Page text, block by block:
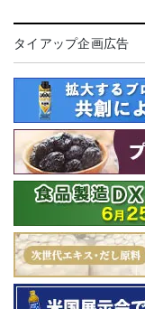
タイアップ企画広告